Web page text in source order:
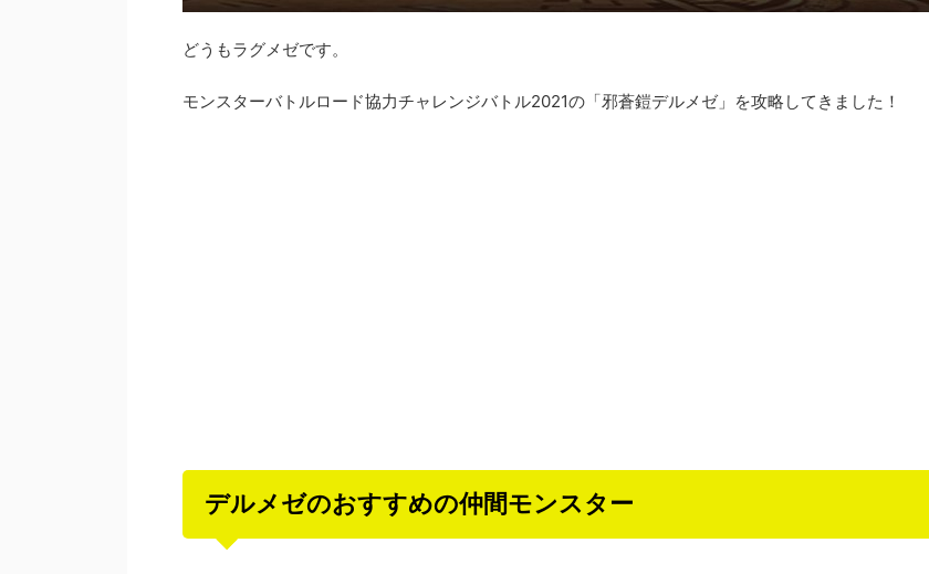
どうもラグメゼです。
モンスターバトルロード協力チャレンジバトル2021の「邪蒼鎧デルメゼ」を攻略してきました！
デルメゼのおすすめの仲間モンスター